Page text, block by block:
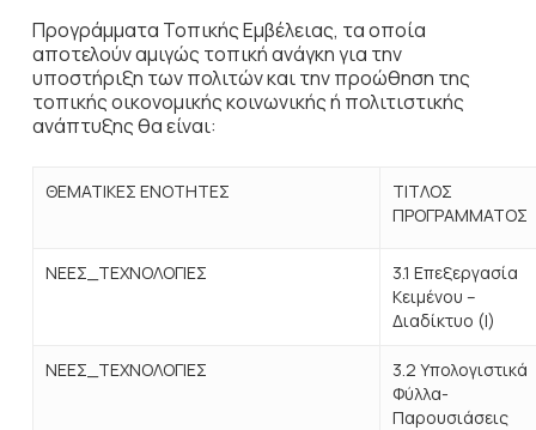
Προγράμματα Τοπικής Εμβέλειας, τα οποία
αποτελούν αμιγώς τοπική ανάγκη για την
υποστήριξη των πολιτών και την προώθηση της
τοπικής οικονομικής κοινωνικής ή πολιτιστικής
ανάπτυξης θα είναι:
ΘΕΜΑΤΙΚΕΣ ΕΝΟΤΗΤΕΣ
ΤΙΤΛΟΣ
ΠΡΟΓΡΑΜΜΑΤΟΣ
ΝΕΕΣ_ΤΕΧΝΟΛΟΓΙΕΣ
3.1 Επεξεργασία
Κειμένου –
Διαδίκτυο (Ι)
ΝΕΕΣ_ΤΕΧΝΟΛΟΓΙΕΣ
3.2 Υπολογιστικά
Φύλλα-
Παρουσιάσεις